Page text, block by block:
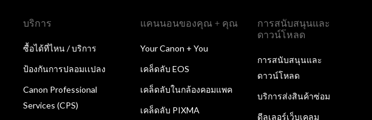
บริการ
ซื้อได้ที่ไหน / บริการ
ป้องกันการปลอมเเปลง
Canon Professional
Services (CPS)
แคนนอนของคุณ + คุณ
Your Canon + You
เคล็ดลับ EOS
เคล็ดลับในกล้องคอมแพค
เคล็ดลับ PIXMA
การสนับสนุนและ
ดาวน์โหลด
การสนับสนุนและ
ดาวน์โหลด
บริการส่งสินค้าซ่อม
ดีลเลอร์เว็บเคลม